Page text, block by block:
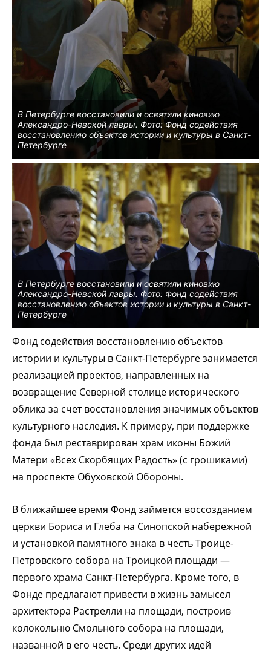
В Петербурге восстановили и освятили киновию
Александро-Невской лавры. Фото: Фонд содействия
восстановлению объектов истории и культуры в Санкт-
Петербурге
В Петербурге восстановили и освятили киновию
Александро-Невской лавры. Фото: Фонд содействия
восстановлению объектов истории и культуры в Санкт-
Петербурге
Фонд содействия восстановлению объектов
истории и культуры в Санкт-Петербурге занимается
реализацией проектов, направленных на
возвращение Северной столице исторического
облика за счет восстановления значимых объектов
культурного наследия. К примеру, при поддержке
фонда был реставрирован храм иконы Божий
Матери «Всех Скорбящих Радость» (с грошиками)
на проспекте Обуховской Обороны.
В ближайшее время Фонд займется воссозданием
церкви Бориса и Глеба на Синопской набережной
и установкой памятного знака в честь Троице-
Петровского собора на Троицкой площади —
первого храма Санкт-Петербурга. Кроме того, в
Фонде предлагают привести в жизнь замысел
архитектора Растрелли на площади, построив
колокольню Смольного собора на площади,
названной в его честь. Среди других идей